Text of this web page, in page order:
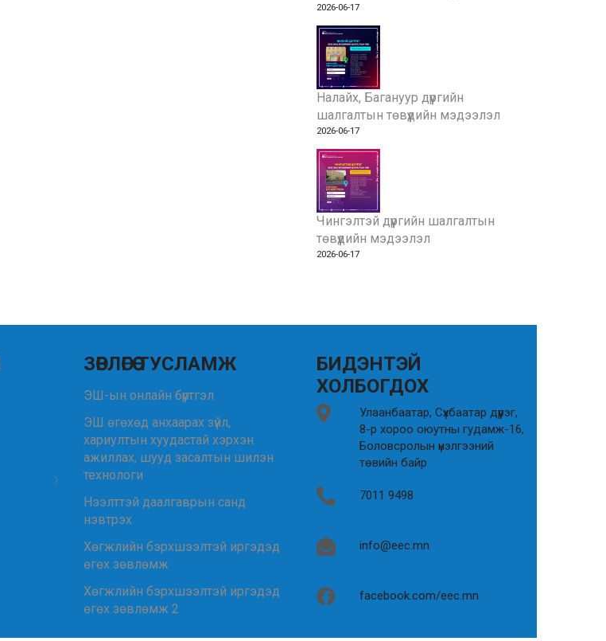
2026-06-17
Налайх, Багануур дүүргийн
шалгалтын төвүүдийн мэдээлэл
2026-06-17
Чингэлтэй дүүргийн шалгалтын
төвүүдийн мэдээлэл
2026-06-17
ЗӨВЛӨГӨӨ ТУСЛАМЖ
ЭШ-ын онлайн бүртгэл
ЭШ өгөхөд анхаарах зүйл,
хариултын хуудастай хэрхэн
ажиллах, шууд засалтын шилэн
технологи
Нээлттэй даалгаврын санд
нэвтрэх
Хөгжлийн бэрхшээлтэй иргэдэд
өгөх зөвлөмж
Хөгжлийн бэрхшээлтэй иргэдэд
өгөх зөвлөмж 2
БИДЭНТЭЙ
ХОЛБОГДОХ
Улаанбаатар, Сүхбаатар дүүрэг,
8-р хороо оюутны гудамж-16,
Боловсролын үнэлгээний
төвийн байр
7011 9498
info@eec.mn
facebook.com/eec.mn